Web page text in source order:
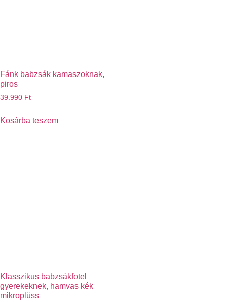
Fánk babzsák kamaszoknak,
piros
39.990 Ft
Kosárba teszem
Klasszikus babzsákfotel
gyerekeknek, hamvas kék
mikroplüss